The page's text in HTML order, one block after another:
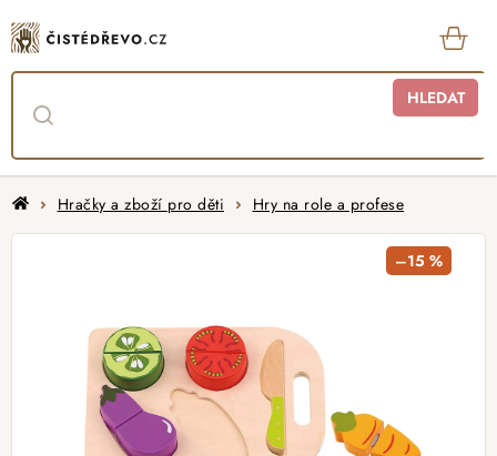
na
obsah
HLEDAT
DomůHračky a zboží pro děti Hry na role a profese
–15 %